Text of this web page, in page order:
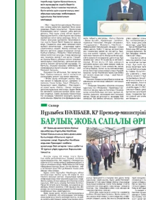
09.08.2026
Ел игілігі үшін
құрылысшыларға
08.08.2026
ҚЫЗЫЛОРДАДА
ЖАСАҚТАРЫНЫҢ
ЭКОЛОГИЯЛЫҚ
08.08.2026
Білім гранты
07.08.2026